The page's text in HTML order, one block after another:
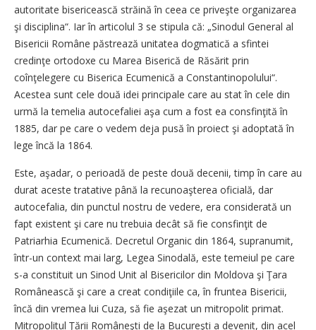
autoritate bisericească străină în ceea ce priveşte organizarea
şi disciplina“. Iar în articolul 3 se stipula că: „Sinodul General al
Bisericii Române păstrează unitatea dogmatică a sfintei
credinţe ortodoxe cu Marea Biserică de Răsărit prin
coînţelegere cu Biserica Ecumenică a Constantinopolului“.
Acestea sunt cele două idei principale care au stat în cele din
urmă la temelia autocefaliei aşa cum a fost ea consfinţită în
1885, dar pe care o vedem deja pusă în proiect şi adoptată în
lege încă la 1864.
Este, aşadar, o perioadă de peste două decenii, timp în care au
durat aceste tratative până la recunoaşterea oficială, dar
autocefalia, din punctul nostru de vedere, era considerată un
fapt existent şi care nu trebuia decât să fie consfinţit de
Patriarhia Ecumenică. Decretul Organic din 1864, supranumit,
într-un context mai larg, Legea Sinodală, este temeiul pe care
s-a constituit un Sinod Unit al Bisericilor din Moldova şi Ţara
Românească şi care a creat condiţiile ca, în fruntea Bisericii,
încă din vremea lui Cuza, să fie aşezat un mitropolit primat.
Mitropolitul Ţării Româneşti de la Bucureşti a devenit, din acel